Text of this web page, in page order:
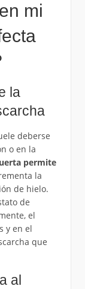
mi
la
deberse
o en la
permite
la
de hielo.
de
el
y en el
que
al